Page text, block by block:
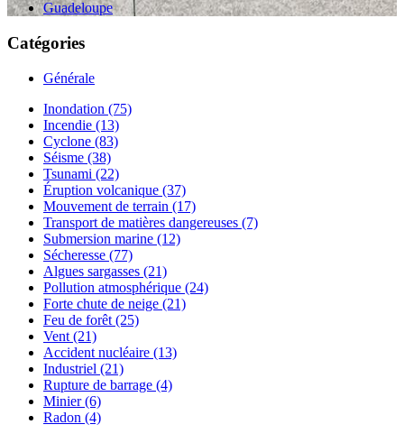
Guadeloupe
Catégories
Générale
Inondation (75)
Incendie (13)
Cyclone (83)
Séisme (38)
Tsunami (22)
Éruption volcanique (37)
Mouvement de terrain (17)
Transport de matières dangereuses (7)
Submersion marine (12)
Sécheresse (77)
Algues sargasses (21)
Pollution atmosphérique (24)
Forte chute de neige (21)
Feu de forêt (25)
Vent (21)
Accident nucléaire (13)
Industriel (21)
Rupture de barrage (4)
Minier (6)
Radon (4)